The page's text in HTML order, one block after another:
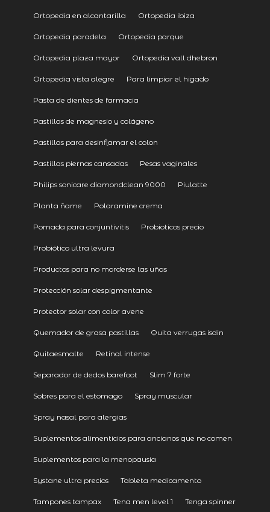
Ortopedia en alcantarilla Ortopedia ibiza
Ortopedia paradela Ortopedia parque
Ortopedia plaza mayor Ortopedia vall dhebron
Ortopedia vista alegre Para limpiar el higado
Pasta de dientes de farmacia
Pastillas de magnesio y colágeno
Pastillas para desinflamar el colon
Pastillas piernas cansadas Pesas vaginales
Philips sonicare diamondclean 9000 Piulatte
Planta ñame Polaramine crema
Pomada para conjuntivitis Probioticos precio
Probiótico ultra levura
Productos para no morderse las uñas
Protección solar despigmentante
Protector solar con color avene
Quemador de grasa pastillas Quita verrugas isdin
Quitaesmalte Retinal intense
Separador de dedos barefoot Slim 7 forte
Sobres para el estomago Spray muscular
Spray nasal para alergias
Suplementos alimenticios para ancianos que no comen
Suplementos para la menopausia
Systane ultra precios Tableta medicamento
Tampones tampax Tena men level 1 Tenga spinner